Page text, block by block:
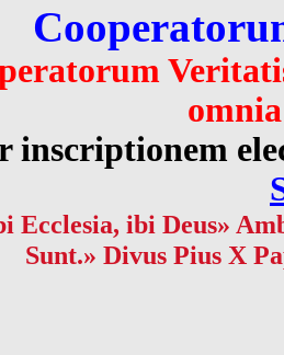
inscriptionem
Ecclesia, ibi Deus»
Sunt.» Divus Pius X